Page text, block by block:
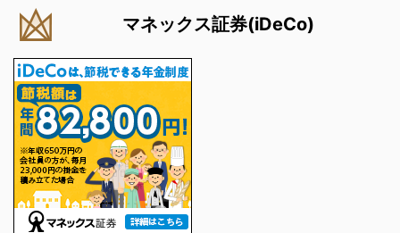
マネックス証券(iDeCo)